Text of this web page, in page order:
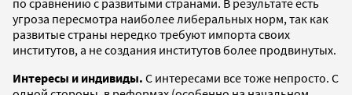
по сравнению с развитыми странами. В результате есть
угроза пересмотра наиболее либеральных норм, так как
развитые страны нередко требуют импорта своих
институтов, а не создания институтов более продвинутых.
Интересы и индивиды. С интересами все тоже непросто. С